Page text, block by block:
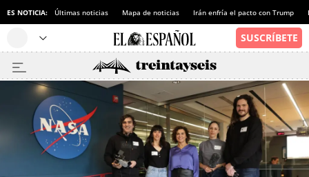
ES NOTICIA: Últimas noticias Mapa de noticias Irán enfría el pacto con Trump